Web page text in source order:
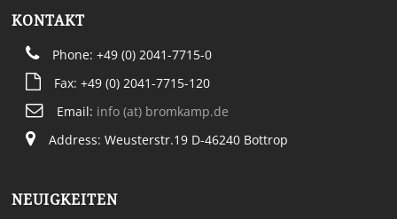
KONTAKT
Phone: +49 (0) 2041-7715-0
Fax: +49 (0) 2041-7715-120
Email: info (at) bromkamp.de
Address: Weusterstr.19 D-46240 Bottrop
NEUIGKEITEN